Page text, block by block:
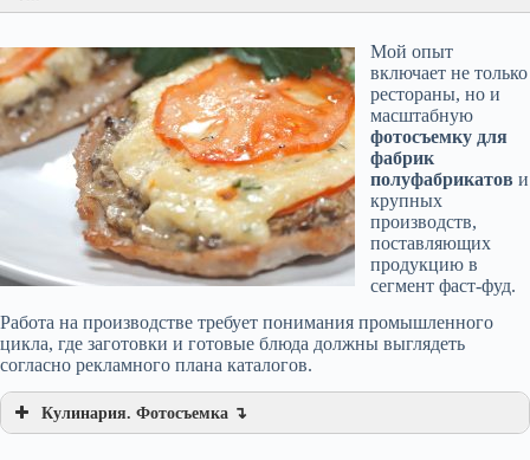
Мой опыт
включает не только
рестораны, но и
масштабную
фотосъемку для
фабрик
полуфабрикатов и
крупных
производств,
поставляющих
продукцию в
сегмент фаст-фуд.
Работа на производстве требует понимания промышленного
цикла, где заготовки и готовые блюда должны выглядеть
согласно рекламного плана каталогов.
Кулинария. Фотосъемка ↴